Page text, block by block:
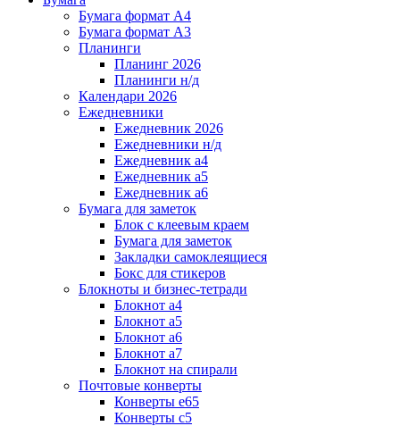
Бумага формат А4
Бумага формат А3
Планинги
Планинг 2026
Планинги н/д
Календари 2026
Ежедневники
Ежедневник 2026
Ежедневники н/д
Ежедневник а4
Ежедневник а5
Ежедневник а6
Бумага для заметок
Блок с клеевым краем
Бумага для заметок
Закладки самоклеящиеся
Бокс для стикеров
Блокноты и бизнес-тетради
Блокнот а4
Блокнот а5
Блокнот а6
Блокнот а7
Блокнот на спирали
Почтовые конверты
Конверты е65
Конверты с5